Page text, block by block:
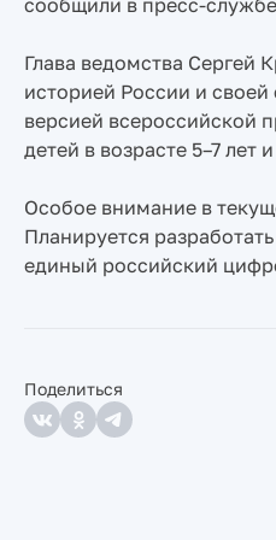
сообщили в пресс-
Глава ведомства Сергей
историей России и
версией всероссийской
детей в возрасте 5–7
Особое внимание в
Планируется
единый российский
Поделиться